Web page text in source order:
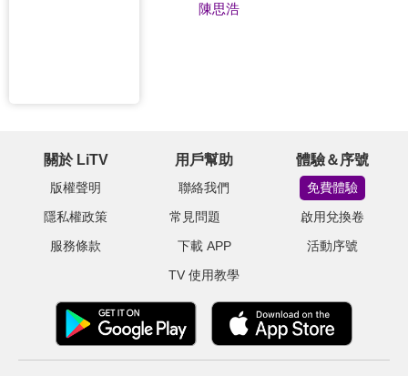
陳思浩
關於 LiTV
版權聲明
隱私權政策
服務條款
用戶幫助
聯絡我們
常見問題
下載 APP
TV 使用教學
體驗＆序號
免費體驗
啟用兌換卷
活動序號